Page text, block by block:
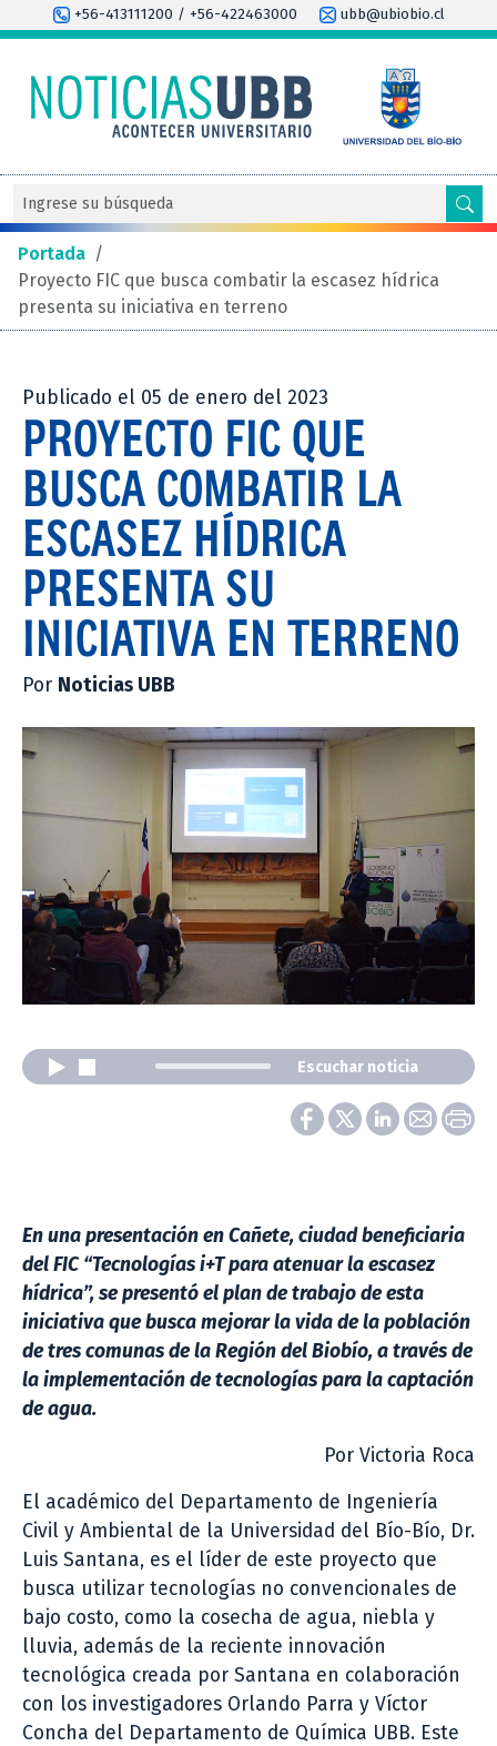
+56-413111200 / +56-422463000 ubb@ubiobio.cl
Portada /
Proyecto FIC que busca combatir la escasez hídrica
presenta su iniciativa en terreno
Publicado el 05 de enero del 2023
PROYECTO FIC QUE
BUSCA COMBATIR LA
ESCASEZ HÍDRICA
PRESENTA SU
INICIATIVA EN TERRENO
Por Noticias UBB
Escuchar noticia
En una presentación en Cañete, ciudad beneficiaria
del FIC “Tecnologías i+T para atenuar la escasez
hídrica”, se presentó el plan de trabajo de esta
iniciativa que busca mejorar la vida de la población
de tres comunas de la Región del Biobío, a través de
la implementación de tecnologías para la captación
de agua.
Por Victoria Roca
El académico del Departamento de Ingeniería
Civil y Ambiental de la Universidad del Bío-Bío, Dr.
Luis Santana, es el líder de este proyecto que
busca utilizar tecnologías no convencionales de
bajo costo, como la cosecha de agua, niebla y
lluvia, además de la reciente innovación
tecnológica creada por Santana en colaboración
con los investigadores Orlando Parra y Víctor
Concha del Departamento de Química UBB. Este